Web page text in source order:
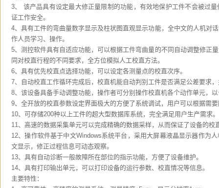
3、 该产品具有设定最大修正量限制的功能，有效地保护工件不会被过
证工作安全。
4、具有工件的弯曲量数字显示及柱状图直观显示功能，全中文的人机对
作人员学习、操作。
5、测控软件具有自适应功能，可以根据工件弯曲量的不同自动调整修正
同对校直行程的不同要求，全方位模拟人工校直方法。
6、具有优先校直点选择功能，可以设定各测量点的校直次序。
7、自动校直工作循环完成后，校直机能自动判别工件是否满足公差要求
8、该设备具备手动调整功能，操作者可分别操作校直机各个动作单元，
9、全开放的校直参数设定界面极大的方便了系统调试，用户可以根据需
10、可存储200种以上工件的超大型数据库系统，完全满足用户生产需求。
11、高速的数据采集单元可以完成精确的数据采样，从而保证了设备的校
12、操作软件基于中文Windows系统平台，采用大屏幕液晶显示器作为
文显示，修正过程信息可动态观察。
13、具有自动诊断一般故障所在部位的指示功能，方便了设备维护。
14、具有打印输出单元，可以打印设备的运行参数、校直情况等信息。
主要特性：